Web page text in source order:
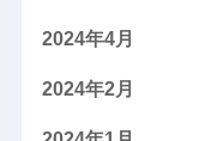
2024年4月
2024年2月